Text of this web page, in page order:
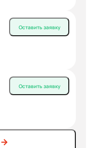
Оставить заявку
Оставить заявку